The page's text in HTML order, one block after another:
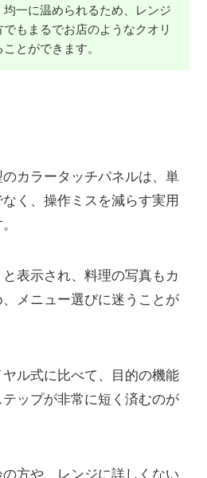
均一に温められるため、レンジ
もまるでお店のようなクオリ
とができます。
カラータッチパネルは、単
く、操作ミスを減らす実用
表示され、料理の写真もカ
メニュー選びに迷うことが
ル式に比べて、目的の機能
ップが非常に短く済むのが
方や、レンジに詳しくない